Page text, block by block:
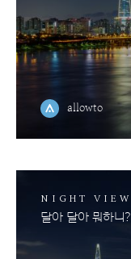
allowto
NIGHT VIEW
달아 달아 뭐하니?